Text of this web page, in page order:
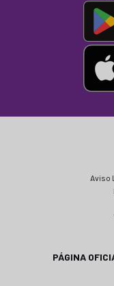
Aviso
PÁGINA